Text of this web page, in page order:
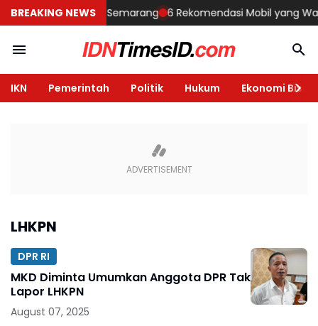
BREAKING NEWS
Rumah di Semarang 6 Rekomendasi Mobil yang
IKN Pemerintah Politik Hukum Ekonomi Bisnis
LHKPN
DPR RI
MKD Diminta Umumkan Anggota DPR Tak
Lapor LHKPN
August 07, 2025